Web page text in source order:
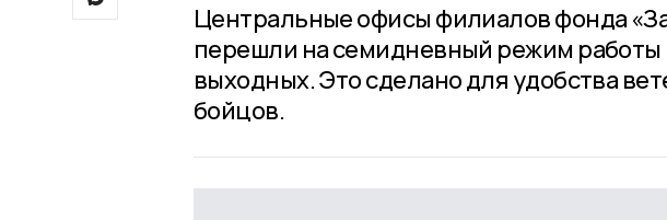
Центральные офисы филиалов фонда
перешли на семидневный режим работы
выходных. Это сделано для удобства
бойцов.